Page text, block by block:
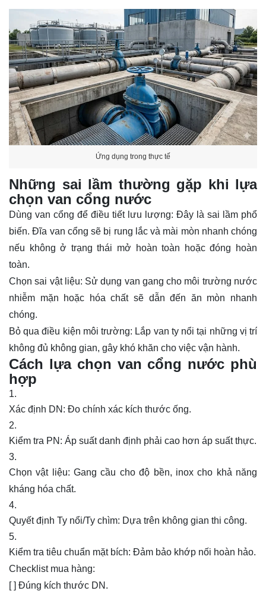
Ứng dụng trong thực tế
Những sai lầm thường gặp khi lựa
chọn van cổng nước
Dùng van cổng để điều tiết lưu lượng: Đây là sai lầm phổ
biến. Đĩa van cổng sẽ bị rung lắc và mài mòn nhanh chóng
nếu không ở trạng thái mở hoàn toàn hoặc đóng hoàn
toàn.
Chọn sai vật liệu: Sử dụng van gang cho môi trường nước
nhiễm mặn hoặc hóa chất sẽ dẫn đến ăn mòn nhanh
chóng.
Bỏ qua điều kiện môi trường: Lắp van ty nổi tại những vị trí
không đủ không gian, gây khó khăn cho việc vận hành.
Cách lựa chọn van cổng nước phù
hợp
Xác định DN: Đo chính xác kích thước ống.
Kiểm tra PN: Áp suất danh định phải cao hơn áp suất thực.
Chọn vật liệu: Gang cầu cho độ bền, inox cho khả năng
kháng hóa chất.
Quyết định Ty nổi/Ty chìm: Dựa trên không gian thi công.
Kiểm tra tiêu chuẩn mặt bích: Đảm bảo khớp nối hoàn hảo.
Checklist mua hàng:
[ ] Đúng kích thước DN.